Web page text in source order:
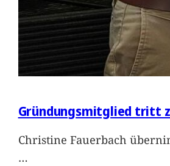
Gründungsmitglied tritt
Christine Fauerbach
…